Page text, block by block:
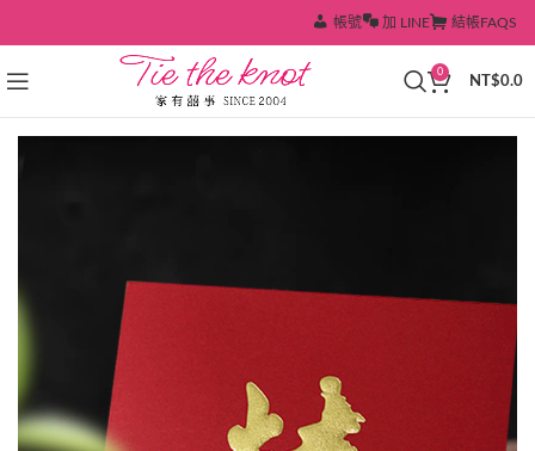
帳號 加 LINE 結帳FAQS
0
NT$0.0